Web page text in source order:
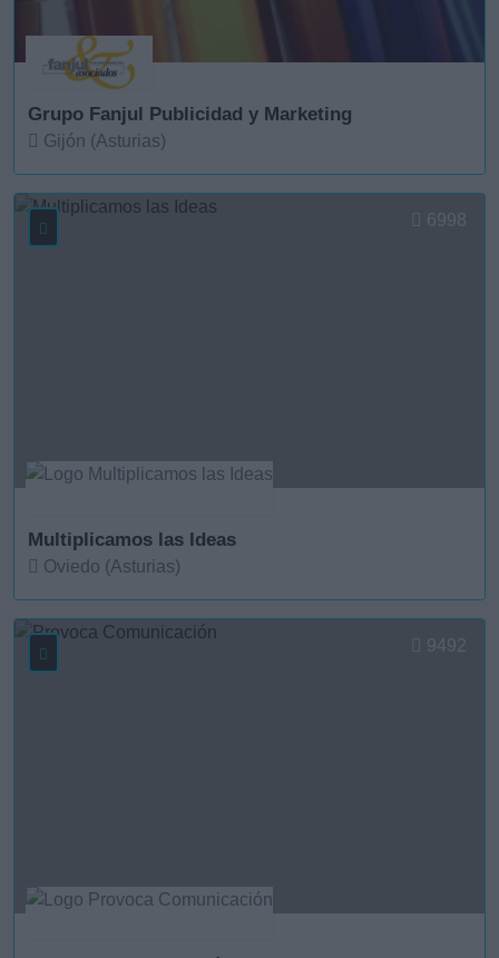
Grupo Fanjul Publicidad y Marketing
Gijón (Asturias)
Multiplicamos las Ideas
Oviedo (Asturias)
6998
9492